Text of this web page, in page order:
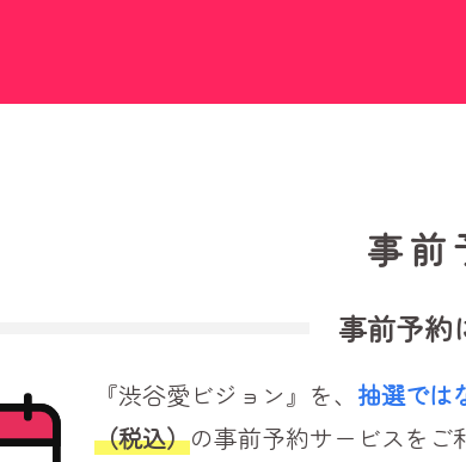
事前
事前予約
『渋谷愛ビジョン』を、 抽選では
（税込）の事前予約サービスを